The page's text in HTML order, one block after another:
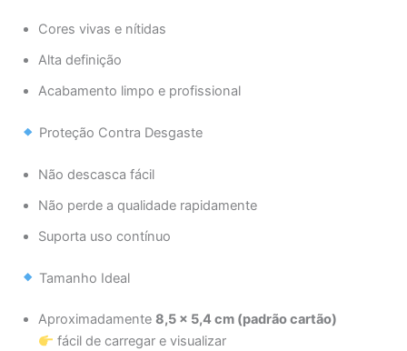
Cores vivas e nítidas
Alta definição
Acabamento limpo e profissional
Proteção Contra Desgaste
Não descasca fácil
Não perde a qualidade rapidamente
Suporta uso contínuo
Tamanho Ideal
Aproximadamente8,5 x 5,4 cm (padrão cartão)
fácil de carregar e visualizar